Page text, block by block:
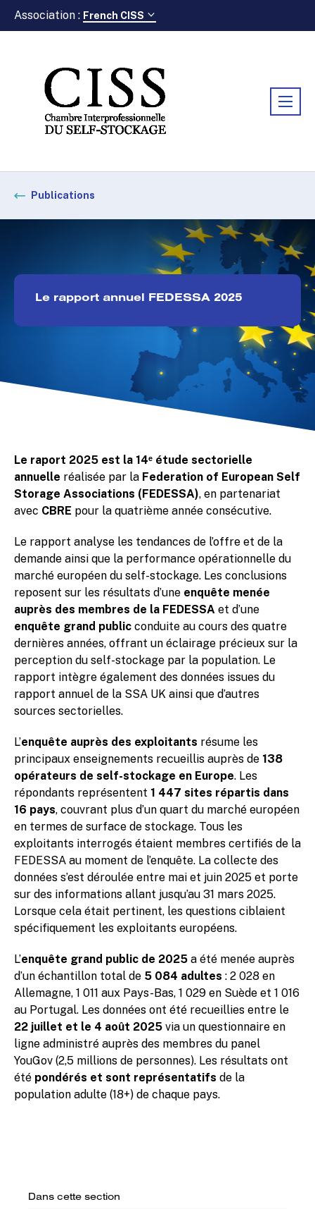
Association : French CISS
Publications
Le rapport annuel FEDESSA 2025
Le raport 2025 est la 14ᵉ étude sectorielle
annuelle réalisée par la Federation of European Self
Storage Associations (FEDESSA), en partenariat
avec CBRE pour la quatrième année consécutive.
Le rapport analyse les tendances de l’offre et de la
demande ainsi que la performance opérationnelle du
marché européen du self-stockage. Les conclusions
reposent sur les résultats d’une enquête menée
auprès des membres de la FEDESSA et d’une
enquête grand public conduite au cours des quatre
dernières années, offrant un éclairage précieux sur la
perception du self-stockage par la population. Le
rapport intègre également des données issues du
rapport annuel de la SSA UK ainsi que d’autres
sources sectorielles.
L’enquête auprès des exploitants résume les
principaux enseignements recueillis auprès de 138
opérateurs de self-stockage en Europe. Les
répondants représentent 1 447 sites répartis dans
16 pays, couvrant plus d’un quart du marché européen
en termes de surface de stockage. Tous les
exploitants interrogés étaient membres certifiés de la
FEDESSA au moment de l’enquête. La collecte des
données s’est déroulée entre mai et juin 2025 et porte
sur des informations allant jusqu’au 31 mars 2025.
Lorsque cela était pertinent, les questions ciblaient
spécifiquement les exploitants européens.
L’enquête grand public de 2025 a été menée auprès
d’un échantillon total de 5 084 adultes : 2 028 en
Allemagne, 1 011 aux Pays-Bas, 1 029 en Suède et 1 016
au Portugal. Les données ont été recueillies entre le
22 juillet et le 4 août 2025 via un questionnaire en
ligne administré auprès des membres du panel
YouGov (2,5 millions de personnes). Les résultats ont
été pondérés et sont représentatifs de la
population adulte (18+) de chaque pays.
Dans cette section